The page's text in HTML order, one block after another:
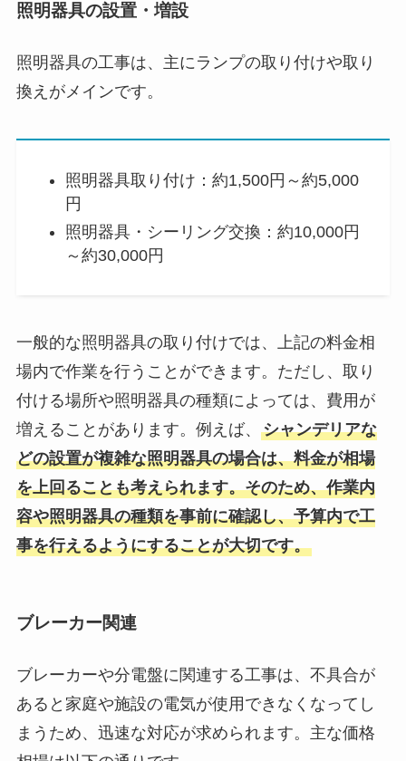
照明器具の設置・増設
照明器具の工事は、主にランプの取り付けや取り
換えがメインです。
照明器具取り付け：約1,500円～約5,000
円
照明器具・シーリング交換：約10,000円
～約30,000円
一般的な照明器具の取り付けでは、上記の料金相
場内で作業を行うことができます。ただし、取り
付ける場所や照明器具の種類によっては、費用が
増えることがあります。例えば、 シャンデリアな
どの設置が複雑な照明器具の場合は、料金が相場
を上回ることも考えられます。そのため、作業内
容や照明器具の種類を事前に確認し、予算内で工
事を行えるようにすることが大切です。
ブレーカー関連
ブレーカーや分電盤に関連する工事は、不具合が
あると家庭や施設の電気が使用できなくなってし
まうため、迅速な対応が求められます。主な価格